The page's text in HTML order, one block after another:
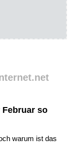
Februar so
warum ist das